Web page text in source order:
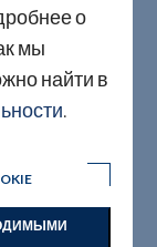
о
мы
найти в
.